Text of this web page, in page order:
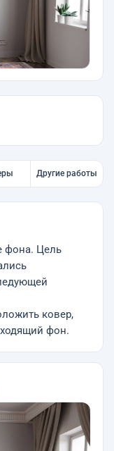
Другие работы
фона. Цель
ковер,
фон.